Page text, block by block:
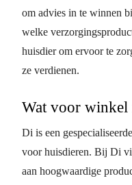
om advies in te winnen
welke
huisdier om ervoor te
ze verdienen.
Wat voor winkel
Di is een
voor huisdieren. Bij Di
aan hoogwaardige